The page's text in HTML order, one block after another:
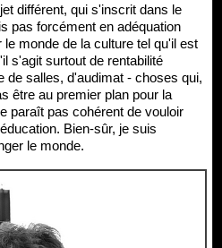
différent, qui s'inscrit dans le
pas forcément en adéquation
monde de la culture tel qu'il est
s'agit surtout de rentabilité
de salles, d'audimat - choses qui,
être au premier plan pour la
paraît pas cohérent de vouloir
Bien-sûr, je suis
le monde.